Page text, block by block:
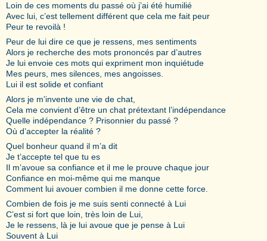
Loin de ces moments du passé où j’ai été humilié
Avec lui, c’est tellement différent que cela me fait peur
Peur te revoilà !
Peur de lui dire ce que je ressens, mes sentiments
Alors je recherche des mots prononcés par d’autres
Je lui envoie ces mots qui expriment mon inquiétude
Mes peurs, mes silences, mes angoisses.
Lui il est solide et confiant
Alors je m’invente une vie de chat,
Cela me convient d’être un chat prétextant l’indépendance
Quelle indépendance ? Prisonnier du passé ?
Où d’accepter la réalité ?
Quel bonheur quand il m’a dit
Je t’accepte tel que tu es
Il m’avoue sa confiance et il me le prouve chaque jour
Confiance en moi-même qui me manque
Comment lui avouer combien il me donne cette force.
Combien de fois je me suis senti connecté à Lui
C’est si fort que loin, très loin de Lui,
Je le ressens, là je lui avoue que je pense à Lui
Souvent à Lui